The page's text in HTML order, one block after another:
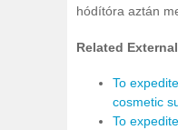
hódítóra aztán
Related
To
cosmetic
To